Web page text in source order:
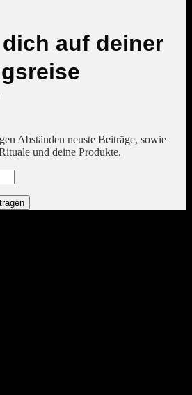
auf deiner
Abständen neuste Beiträge, sowie
und deine Produkte.